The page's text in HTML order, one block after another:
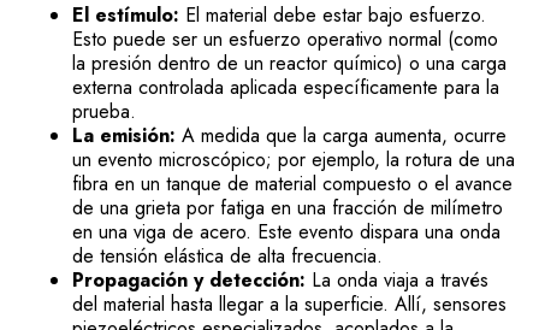
El estímulo: El material debe estar bajo esfuerzo.
Esto puede ser un esfuerzo operativo normal (como
la presión dentro de un reactor químico) o una carga
externa controlada aplicada específicamente para la
prueba.
La emisión: A medida que la carga aumenta, ocurre
un evento microscópico; por ejemplo, la rotura de una
fibra en un tanque de material compuesto o el avance
de una grieta por fatiga en una fracción de milímetro
en una viga de acero. Este evento dispara una onda
de tensión elástica de alta frecuencia.
Propagación y detección: La onda viaja a través
del material hasta llegar a la superficie. Allí, sensores